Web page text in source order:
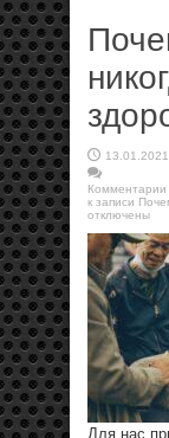
13.01.2021
Комментарии
к записи
отключены
Для нас